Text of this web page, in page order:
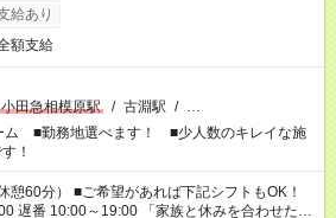
給あり
額支給
小田急相模原駅 / 古淵駅 / …
ム ■勤務地選べます！ ■少人数のキレイな施
！
れば下記シフトもOK！
～19:00 「家族と休みを合わせた